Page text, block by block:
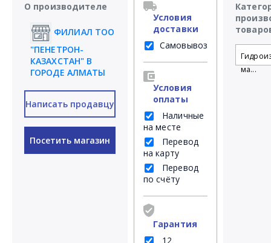
О производителе
ФИЛИАЛ ТОО
"ПЕНЕТРОН-
КАЗАХСТАН" В
ГОРОДЕ АЛМАТЫ
Написать продавцу
Посетить магазин
Условия
доставки
Самовывоз
Условия
оплаты
Наличные
на месте
Перевод
на карту
Перевод
по счёту
Гарантия
12
ма...